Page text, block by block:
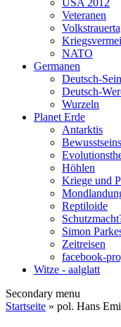
USA 2012
Veteranen
NATO
Germanen
Deutsch-Sein
Deutsch-
Wurzeln
Planet Erde
Antarktis
Höhlen
Kriege und
Reptiloide
Simon
Zeitreisen
facebook-
Witze - aalglatt
Secondary menu
Startseite » pol. Hans